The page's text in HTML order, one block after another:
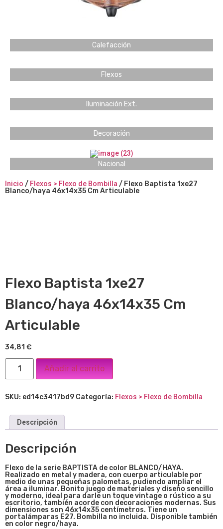
Calefacción
Flexos
Iluminación Ext.
Decoración
Nacional
Inicio / Flexos > Flexo de Bombilla/ Flexo Baptista 1xe27
Blanco/haya 46x14x35 Cm Articulable
Flexo Baptista 1xe27
Blanco/haya 46x14x35 Cm
Articulable
34,81 €
Añadir al carrito
SKU: ed14c3417bd9 Categoría: Flexos > Flexo de Bombilla
Descripción
Descripción
Flexo de la serie BAPTISTA de color BLANCO/HAYA.
Realizado en metal y madera, con cuerpo articulable por
medio de unas pequeñas palometas, pudiendo ampliar el
área a iluminar. Bonito juego de materiales y diseño sencillo
y moderno, ideal para darle un toque vintage o rústico a su
escritorio, también acorde con decoraciones modernas. Sus
dimensiones son 46x14x35 centímetros. Tiene un
portalámparas E27. Bombilla no incluida. Disponible también
en color negro/haya.